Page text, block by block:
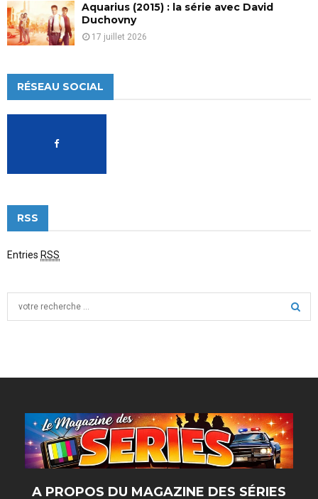
Aquarius (2015) : la série avec David
Duchovny
17 juillet 2026
RÉSEAU SOCIAL
RSS
Entries RSS
C
A PROPOS DU MAGAZINE DES SÉRIES